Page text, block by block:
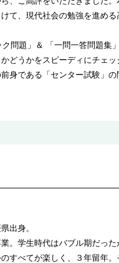
て、現代社会の勉強を進め
問題」＆ 「一問一答問題集
どうかをスピーディにチェ
身である「センター試験」
出身。
。学生時代はバブル期だっ
すべてが楽しく、３年留年